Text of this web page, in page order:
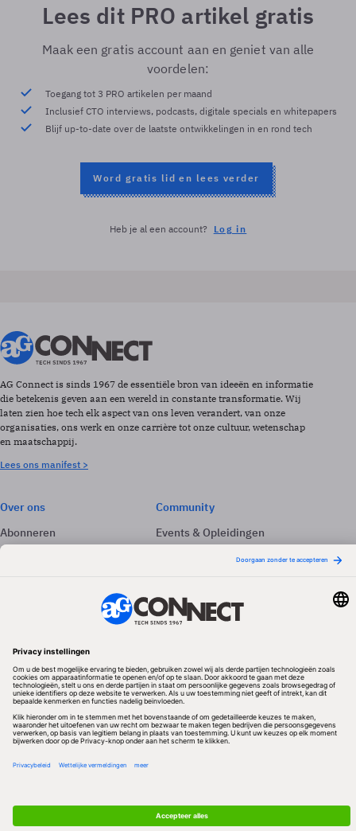
Lees dit PRO artikel gratis
Maak een gratis account aan en geniet van alle
voordelen:
Toegang tot 3 PRO artikelen per maand
Inclusief CTO interviews, podcasts, digitale specials en whitepapers
Blijf up-to-date over de laatste ontwikkelingen in en rond tech
Word gratis lid en lees verder
Heb je al een account? Log in
AG Connect is sinds 1967 de essentiële bron van ideeën en informatie
die betekenis geven aan een wereld in constante transformatie. Wij
laten zien hoe tech elk aspect van ons leven verandert, van onze
organisaties, ons werk en onze carrière tot onze cultuur, wetenschap
en maatschappij.
Lees ons manifest >
Over ons
Abonneren
Adverteren
Community
Events & Opleidingen
Volg ons
Redactionele partner
Algemene Voorwaarden & Copyrights